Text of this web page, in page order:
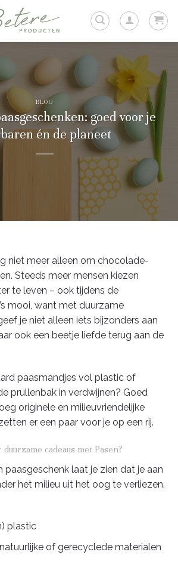
BLOG
goed voor je
én de planeet
niet meer alleen om chocolade-
Steeds meer mensen kiezen
te leven – ook tijdens de
mooi, want met duurzame
je niet alleen iets bijzonders aan
ook een beetje liefde terug aan de
paasmandjes vol plastic of
prullenbak in verdwijnen? Goed
originele en milieuvriendelijke
er een paar voor je op een rij.
cadeaus met Pasen?
paasgeschenk laat je zien dat je aan
het milieu uit het oog te verliezen.
plastic
of gerecyclede materialen